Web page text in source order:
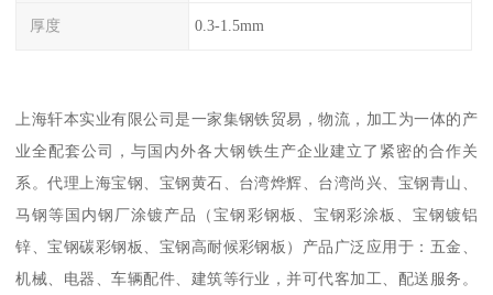
厚度 0.3-1.5mm
上海轩本实业有限公司是一家集钢铁贸易，物流，加工为一体的产
业全配套公司，与国内外各大钢铁生产企业建立了紧密的合作关
系。代理上海宝钢、宝钢黄石、台湾烨辉、台湾尚兴、宝钢青山、
马钢等国内钢厂涂镀产品（宝钢彩钢板、宝钢彩涂板、宝钢镀铝
锌、宝钢碳彩钢板、宝钢高耐候彩钢板）产品广泛应用于：五金、
机械、电器、车辆配件、建筑等行业，并可代客加工、配送服务。